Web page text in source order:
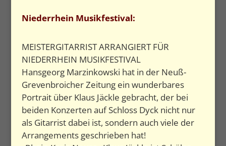
Niederrhein Musikfestival:
MEISTERGITARRIST ARRANGIERT FÜR
NIEDERRHEIN MUSIKFESTIVAL
Hansgeorg Marzinkowski hat in der Neuß-
Grevenbroicher Zeitung ein wunderbares
Portrait über Klaus Jäckle gebracht, der bei
beiden Konzerten auf Schloss Dyck nicht nur
als Gitarrist dabei ist, sondern auch viele der
Arrangements geschrieben hat!